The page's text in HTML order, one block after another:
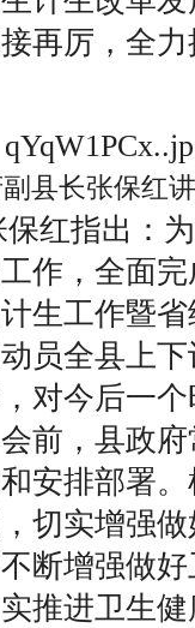
再厉，全
县长张保红
红指出：
作，全面
生工作暨
员全县上
对今后一
前，县政
安排部署
切实增强
断增强做
推进卫生